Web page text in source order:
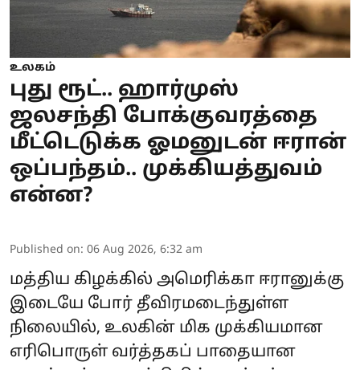
உலகம்
புது ரூட்.. ஹார்முஸ்
ஜலசந்தி போக்குவரத்தை
மீட்டெடுக்க ஓமனுடன் ஈரான்
ஒப்பந்தம்.. முக்கியத்துவம்
என்ன?
Published on: 06 Aug 2026, 6:32 am
மத்திய கிழக்கில் அமெரிக்கா ஈரானுக்கு
இடையே போர் தீவிரமடைந்துள்ள
நிலையில், உலகின் மிக முக்கியமான
எரிபொருள் வர்த்தகப் பாதையான